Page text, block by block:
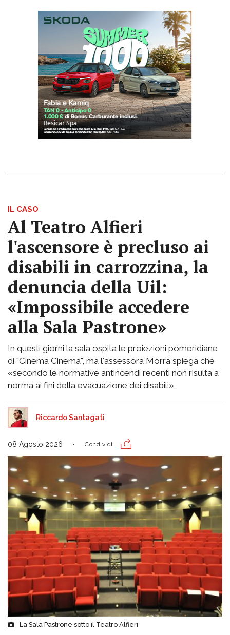
IL CASO
Al Teatro Alfieri
l'ascensore è precluso ai
disabili in carrozzina, la
denuncia della Uil:
«Impossibile accedere
alla Sala Pastrone»
In questi giorni la sala ospita le proiezioni pomeridiane
di "Cinema Cinema", ma l'assessora Morra spiega che
«secondo le normative antincendi recenti non risulta a
norma ai fini della evacuazione dei disabili»
Riccardo Santagati
08 Agosto 2026 Condividi
La Sala Pastrone sotto il Teatro Alfieri